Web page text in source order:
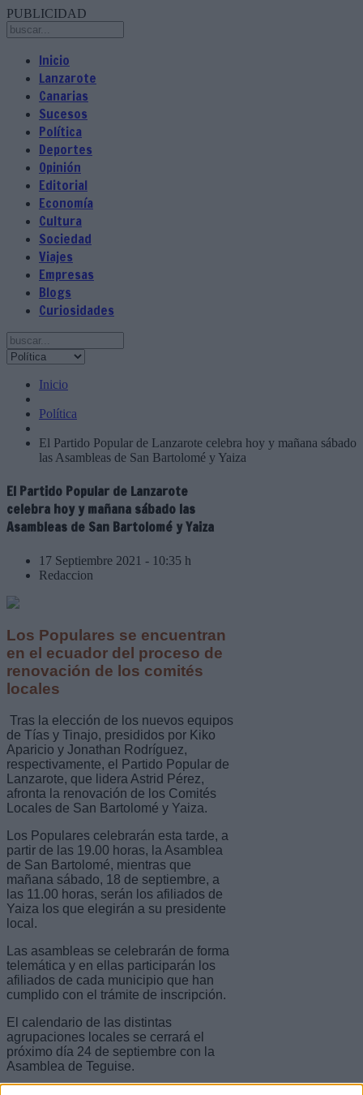
PUBLICIDAD
Inicio
Lanzarote
Canarias
Sucesos
Política
Deportes
Opinión
Editorial
Economía
Cultura
Sociedad
Viajes
Empresas
Blogs
Curiosidades
Inicio
Política
El Partido Popular de Lanzarote celebra hoy y mañana sábado
las Asambleas de San Bartolomé y Yaiza
El Partido Popular de Lanzarote
celebra hoy y mañana sábado las
Asambleas de San Bartolomé y Yaiza
17 Septiembre 2021 - 10:35 h
Redaccion
Los Populares se encuentran
en el ecuador del proceso de
renovación de los comités
locales
Tras la elección de los nuevos equipos
de Tías y Tinajo, presididos por Kiko
Aparicio y Jonathan Rodríguez,
respectivamente, el Partido Popular de
Lanzarote, que lidera Astrid Pérez,
afronta la renovación de los Comités
Locales de San Bartolomé y Yaiza.
Los Populares celebrarán esta tarde, a
partir de las 19.00 horas, la Asamblea
de San Bartolomé, mientras que
mañana sábado, 18 de septiembre, a
las 11.00 horas, serán los afiliados de
Yaiza los que elegirán a su presidente
local.
Las asambleas se celebrarán de forma
telemática y en ellas participarán los
afiliados de cada municipio que han
cumplido con el trámite de inscripción.
El calendario de las distintas
agrupaciones locales se cerrará el
próximo día 24 de septiembre con la
Asamblea de Teguise.